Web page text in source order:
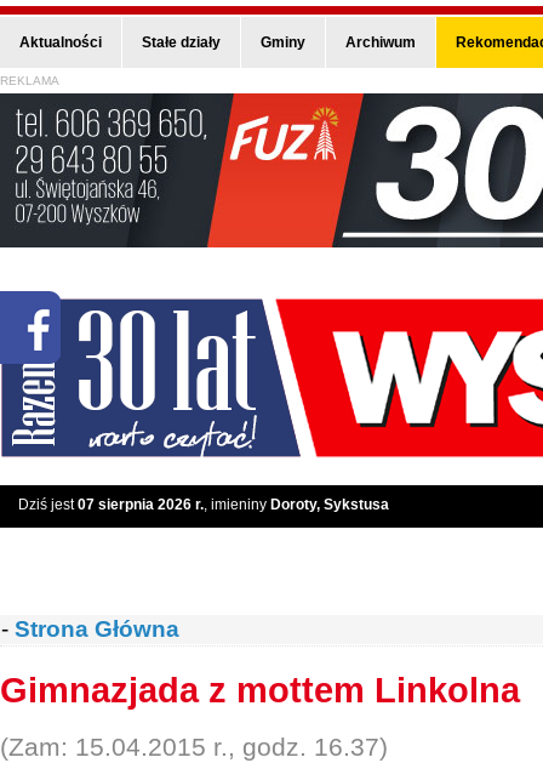
Aktualności Stałe działy Gminy Archiwum
REKLAMA
Dziś jest07 sierpnia 2026 r., imieniny Doroty, Sykstusa
- Strona Główna
Gimnazjada z mottem Linkolna
(Zam: 15.04.2015 r., godz. 16.37)